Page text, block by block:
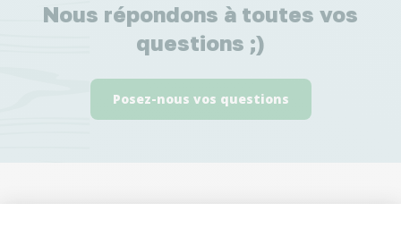
Nous répondons à toutes vos
questions ;)
Posez-nous vos questions